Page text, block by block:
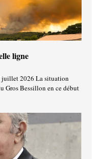
ligne
2026 La situation
Gros Bessillon en ce début